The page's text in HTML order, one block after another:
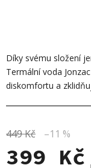
Díky svému složení
Termální voda
diskomfortu a
449 Kč –11 %
399 Kč